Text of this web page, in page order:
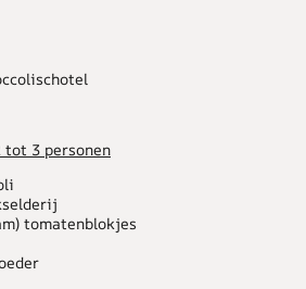
tot 3 personen
tomatenblokjes